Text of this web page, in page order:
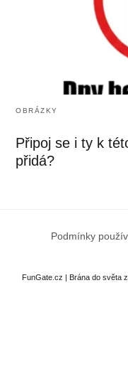
OBRÁZKY
Připoj se i ty k
přidá?
Podmínky
FunGate.cz | Brána do světa